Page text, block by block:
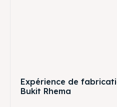
Expérience de
Bukit Rhema